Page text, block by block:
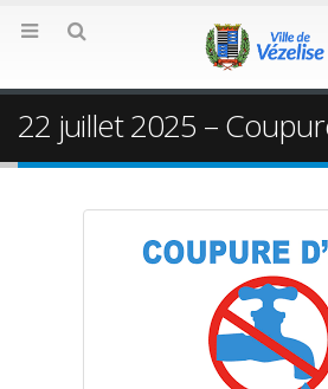
22 juillet 2025 –